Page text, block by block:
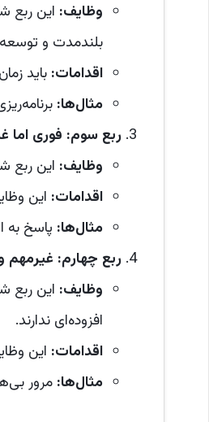
وظایف: این ربع
بلندمدت و
اقدامات: باید
مثال‌ها:
ربع سوم: فوری اما
وظایف: این ربع
اقدامات: این
مثال‌ها: پاسخ به
ربع چهارم: غیرمهم
وظایف: این ربع
افزوده‌ای ندارند.
اقدامات: این
مثال‌ها: مرور